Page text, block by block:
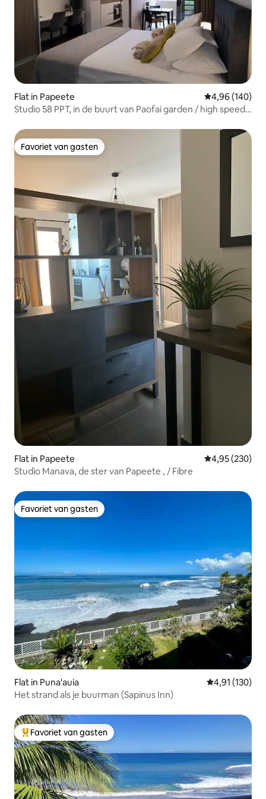
Flat in Papeete Gemiddelde
4,96 (140)
Studio 58 PPT, in de buurt van Paofai garden / high speed
Favoriet van gasten
Favoriet van gasten
Flat in Papeete Gemiddelde
4,95 (230)
Studio Manava, de ster van Papeete , / Fibre
Favoriet van gasten
Favoriet van gasten
Flat in Puna'auia Gemiddelde
4,91 (130)
Het strand als je buurman (Sapinus Inn)
Topfavoriet van gasten
Favoriet van gasten